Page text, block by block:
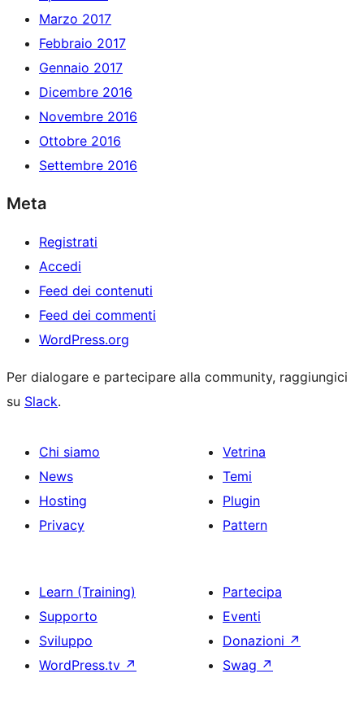
Marzo 2017
Febbraio 2017
Gennaio 2017
Dicembre 2016
Novembre 2016
Ottobre 2016
Settembre 2016
Meta
Registrati
Accedi
Feed dei contenuti
Feed dei commenti
WordPress.org
Per dialogare e partecipare alla community, raggiungici
su Slack.
Chi siamo
News
Hosting
Privacy
Vetrina
Temi
Plugin
Pattern
Learn (Training)
Supporto
Sviluppo
WordPress.tv ↗
Partecipa
Eventi
Donazioni ↗
Swag ↗